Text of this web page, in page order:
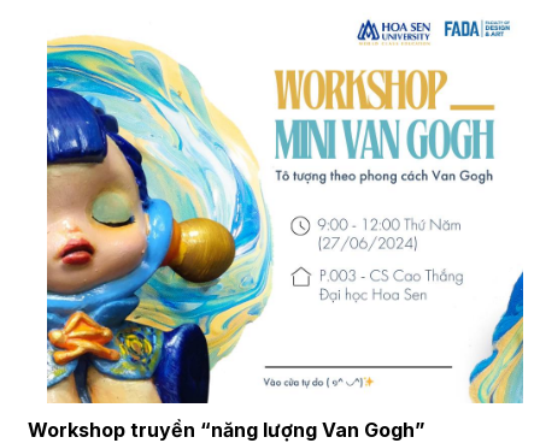
Workshop truyền “năng lượng Van Gogh”